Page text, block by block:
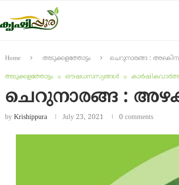
Home അടുക്കളത്തോട്ടം ചെറുനാരങ്ങ :
അടുക്കളത്തോട്ടം ഔഷധസസ്യങ്ങൾ
ചെറുനാരങ്ങ :
by Krishippura July 23, 2021 0 comments